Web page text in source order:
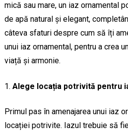
mică sau mare, un iaz ornamental
de apă natural și elegant,
câteva sfaturi despre cum să îți
unui iaz ornamental, pentru a crea
viață și armonie.
Alege locația potrivită pentru
Primul pas în amenajarea unui iaz
locației potrivite. Iazul trebuie să